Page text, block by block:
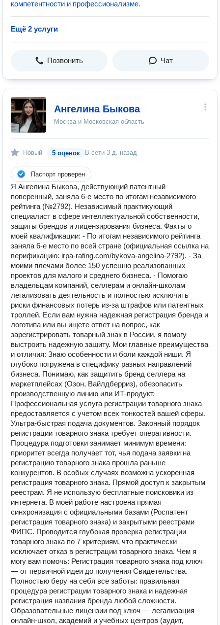
компетентности и профессионализме.
Ещё 2 услуги
Позвонить Чат
Ангелина Быкова
Москва и Московская область
Новый 5 оценок В сети 3 д. назад
Паспорт проверен
Я Ангелина Быкова, действующий патентный
поверенный, заняла 6-е место по итогам независимого
рейтинга (№2792). Независимый практикующий
специалист в сфере интеллектуальной собственности,
защиты брендов и лицензирования бизнеса. Факты о
моей квалификации: - По итогам независимого рейтинга
заняла 6-е место по всей стране (официальная ссылка на
верификацию: irpa-rating.com/bykova-angelina-2792). - За
моими плечами более 150 успешно реализованных
проектов для малого и среднего бизнеса. - Помогаю
владельцам компаний, селлерам и онлайн-школам
легализовать деятельность и полностью исключить
риски финансовых потерь из-за штрафов или патентных
троллей. Если вам нужна надежная регистрация бренда и
логотипа или вы ищете ответ на вопрос, как
зарегистрировать товарный знак в России, я помогу
выстроить надежную защиту. Мои главные преимущества
и отличия: Знаю особенности и боли каждой ниши. Я
глубоко погружена в специфику разных направлений
бизнеса. Понимаю, как защитить бренд селлера на
маркетплейсах (Озон, Вайлдберриз), обезопасить
производственную линию или ИТ-продукт.
Профессиональная услуга регистрации товарного знака
предоставляется с учетом всех тонкостей вашей сферы.
Ультра-быстрая подача документов. Законный порядок
регистрации товарного знака требует оперативности.
Процедура подготовки занимает минимум времени:
приоритет всегда получает тот, чья подача заявки на
регистрацию товарного знака прошла раньше
конкурентов. В особых случаях возможна ускоренная
регистрация товарного знака. Прямой доступ к закрытым
реестрам. Я не использую бесплатные поисковики из
интернета. В моей работе настроена прямая
синхронизация с официальными базами (Роспатент
регистрация товарного знака) и закрытыми реестрами
ФИПС. Проводится глубокая проверка регистрации
товарного знака по 7 критериям, что практически
исключает отказ в регистрации товарного знака. Чем я
могу вам помочь: Регистрация товарного знака под ключ
— от первичной идеи до получения Свидетельства.
Полностью беру на себя все заботы: правильная
процедура регистрации товарного знака и надежная
регистрация названия бренда любой сложности.
Образовательные лицензии под ключ — легализация
онлайн-школ, академий и учебных центров (аудит,